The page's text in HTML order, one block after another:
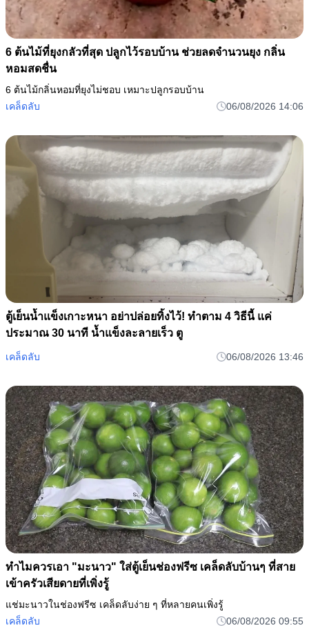
6 ต้นไม้ที่ยุงกลัวที่สุด ปลูกไว้รอบบ้าน ช่วยลดจำนวนยุง กลิ่น
หอมสดชื่น
6 ต้นไม้กลิ่นหอมที่ยุงไม่ชอบ เหมาะปลูกรอบบ้าน
เคล็ดลับ
06/08/2026 14:06
ตู้เย็นน้ำแข็งเกาะหนา อย่าปล่อยทิ้งไว้! ทำตาม 4 วิธีนี้ แค่
ประมาณ 30 นาที น้ำแข็งละลายเร็ว ตู
เคล็ดลับ 06/08/2026 13:46
ทำไมควรเอา "มะนาว" ใส่ตู้เย็นช่องฟรีซ เคล็ดลับบ้านๆ ที่สาย
เข้าครัวเสียดายที่เพิ่งรู้
แช่มะนาวในช่องฟรีซ เคล็ดลับง่าย ๆ ที่หลายคนเพิ่งรู้
เคล็ดลับ
06/08/2026 09:55